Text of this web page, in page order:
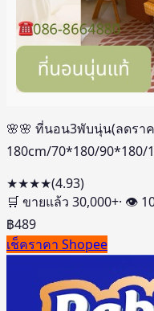
🌸🌸 ที่นอน3พับนุ่น(ลดราคา
180cm/70*180/
★★★★(4.93)
🛒 ขายแล้ว 30,000+· 👁
฿489
เช็คราคา Shopee